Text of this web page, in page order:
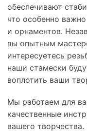
обеспечивают
что особенно
и орнаментов.
вы опытным
интересуетесь
наши стамески
воплотить ваши
Мы работаем для
качественные
вашего